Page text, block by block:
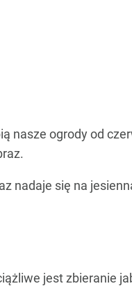
nasze ogrody od
nadaje się na
jest zbieranie